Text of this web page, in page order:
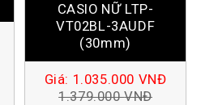
CASIO NỮ LTP-
VT02BL-3AUDF
(30mm)
Giá: 1.035.000 VNĐ
1.379.000VNĐ